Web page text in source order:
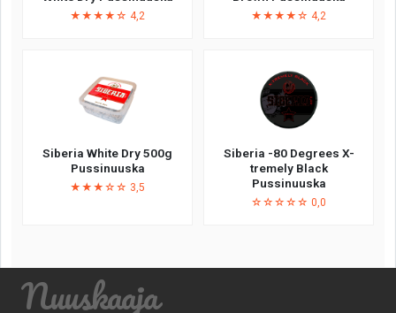
★★★★☆ 4,2 ★★★★☆ 4,2
Siberia White Dry 500g
Pussinuuska
★★★☆☆ 3,5
Siberia -80 Degrees X-
tremely Black
Pussinuuska
☆☆☆☆☆ 0,0
Nuuskaaja